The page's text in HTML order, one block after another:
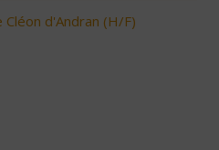
d'Andran (H/F)